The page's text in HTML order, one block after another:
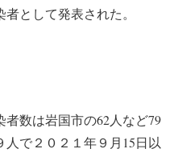
として発表された。
数は岩国市の62人など79
で２０２１年９月15日以